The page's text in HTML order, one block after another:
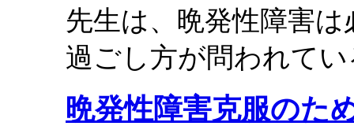
先生は、晩発性障害
過ごし方が問われて
晩発性障害克服のた